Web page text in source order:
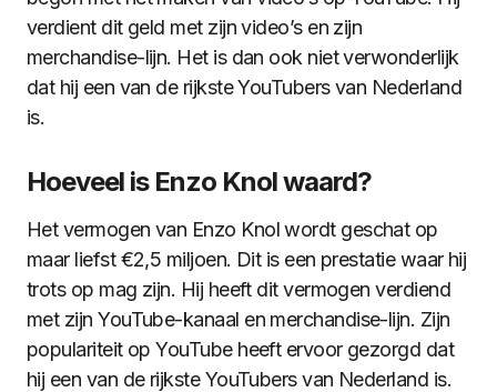
verdient dit geld met zijn video’s en zijn
merchandise-lijn. Het is dan ook niet verwonderlijk
dat hij een van de rijkste YouTubers van Nederland
is.
Hoeveel is Enzo Knol waard?
Het vermogen van Enzo Knol wordt geschat op
maar liefst €2,5 miljoen. Dit is een prestatie waar hij
trots op mag zijn. Hij heeft dit vermogen verdiend
met zijn YouTube-kanaal en merchandise-lijn. Zijn
populariteit op YouTube heeft ervoor gezorgd dat
hij een van de rijkste YouTubers van Nederland is.